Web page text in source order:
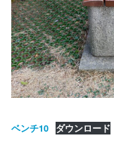
ベンチ10 ダウンロード